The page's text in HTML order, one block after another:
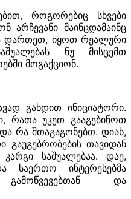
როგორებიც სხვები
არჩევანი მაინცდამაინც
დართეთ, იყოთ რეალური
ნუ მისცემთ
მოგაქციონ.
გახდით ინიციატორი.
რათა უკეთ გააგებინოთ
რა შთაგაგონებთ. დიახ,
გაუგებრობების თავიდან
საშუალებაა. დაე,
საერთო ინტერესებმა
და